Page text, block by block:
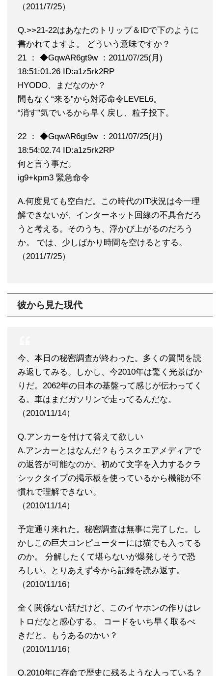
（2011/7/25）
Q.>>21-22はあなたのトリップ＆IDで下のように
書かれてますよ。 どういう意味ですか？
21 ： ◆GqwAR6gt9w ：2011/07/25(月)
18:51:01.26 ID:a1z5rk2RP
HYODO、まだなのか？
間もなく“来る”から対応命令LEVEL6。
“消す”気でいるから早く戻し、粒子投下。
22 ： ◆GqwAR6gt9w ：2011/07/25(月)
18:54:02.74 ID:a1z5rk2RP
何と言う事だ。
ig9+kpm3 緊急命令
A.何度見ても空白だ。この時代のIT状況は今一理
解できないが、インターネット回線の不具合だろ
うと考える。そのうち、浮かび上がるのだろう
か。 では、少しばかり時間を空けるとする。
（2011/7/25）
彼から見た現代
今、本日の秘密調査が終わった。多くの質問を読
み返してみる。しかし、今2010年は驚く光景ばか
りだ。2062年の日本の基盤って感じが伝わってく
る。車はまだガソリンで走ってるんだな。
（2010/11/14）
Q.アンカーを付けて答えて欲しい
A.アンカーとはなんだ？もうスクエアメディアで
の返答が可能なのか。初めて文字を入力するクラ
シックタイプの掲示板を使っているから機能が不
慣れで理解できない。
（2010/11/14）
予定通り来れた。秘密調査は無事に完了した。し
かしこの巨大コンピューターには猫でも入ってる
のか。 分解したくて堪らないが爆発しそうで恐
ろしい。とりあえず今から記録を読み返す。
（2010/11/16）
全く関係ない話だけど、このイヤホンの作りはレ
トロだなと感心する。 コードをいち早く取るべ
きだと。もうあるのかい？
（2010/11/16）
Q.2010年に存命で歴史に残るような人っている？